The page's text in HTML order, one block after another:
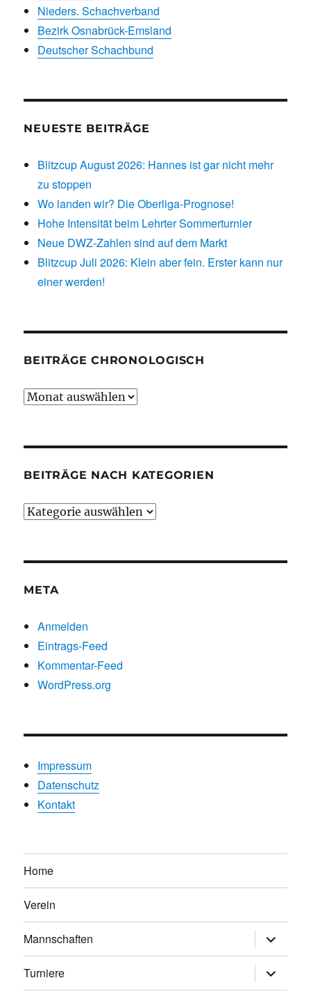
Nieders. Schachverband
Bezirk Osnabrück-Emsland
Deutscher Schachbund
NEUESTE BEITRÄGE
Blitzcup August 2026: Hannes ist gar nicht mehr
zu stoppen
Wo landen wir? Die Oberliga-Prognose!
Hohe Intensität beim Lehrter Sommerturnier
Neue DWZ-Zahlen sind auf dem Markt
Blitzcup Juli 2026: Klein aber fein. Erster kann nur
einer werden!
BEITRÄGE CHRONOLOGISCH
Beiträge
BEITRÄGE NACH KATEGORIEN
Beiträge
META
Anmelden
Eintrags-Feed
Kommentar-Feed
WordPress.org
Impressum
Datenschutz
Kontakt
Home
Verein
Mannschaften
anzeigen
Turniere
anzeigen